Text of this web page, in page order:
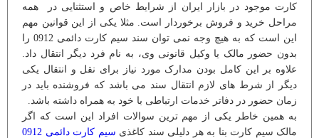
کارت موجود در بازار ایران از شرایط خاص و استثنایی در همه
مراحل خرید و فروش برخوردار است. مثلا یکی از این قوانین مهم
این است که به هیچ وجه نمی توان سند سیم کارت دائمی 0912 را
بدون حضور مالک یا وکیل قانونی وی، به نام فرد دیگر انتقال داد.
علاوه بر این کامل بودن مدارک مورد نیاز برای نقل و انتقال یکی
دیگر از شرط های لازم انتقال سند می باشد که فروشنده باید در
زمان حضور در دفاتر خدمات ارتباطی با خود به همراه داشته باشد.
به همین خاطر یکی از مهم ترین سوالات افراد این است که اگر
مالک سیم کارت بنا به هر دلیلی سند کاغذی سیم کارت دائمی 0912